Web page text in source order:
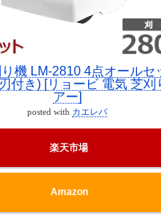
機 LM-2810 4点オールセ
付き) [リョービ 電気 芝刈
アー]
posted with カエレバ
楽天市場
Amazon